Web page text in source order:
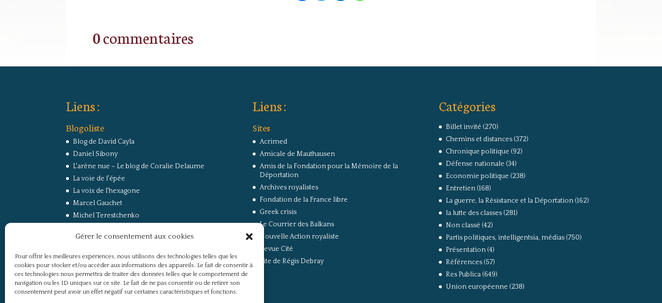
Gérer le consentement aux cookies
Pour offrir les meilleures expériences, nous utilisons des technologies telles que les
cookies pour stocker et/ou accéder aux informations des appareils. Le fait de consentir à
ces technologies nous permettra de traiter des données telles que le comportement de
navigation ou les ID uniques sur ce site. Le fait de ne pas consentir ou de retirer son
consentement peut avoir un effet négatif sur certaines caractéristiques et fonctions.
0 commentaires
Liens :
Blogoliste
Blog de David Cayla
Daniel Sibony
L'arêne nue – Le blog de Coralie Delaume
La voie de l'épée
La voix de l'hexagone
Marcel Gauchet
Michel Terestchenko
RussEurope – Le Carnet de Jacques Sapir sur la
Secret Défense
Un regard sur la Russie
Liens :
Sites
Acrimed
Amicale de Mauthausen
Amis de la Fondation pour la Mémoire de la
Déportation
Archives royalistes
Fondation de la France libre
Greek crisis
Le Courrier des Balkans
Nouvelle Action royaliste
Revue Cité
Site de Régis Debray
Catégories
Billet invité (270)
Chemins et distances(372)
Chronique politique (92)
Défense nationale (34)
Economie politique (238)
Entretien(168)
La guerre, la Résistance et la Déportation(162)
la lutte des classes(281)
Non classé (42)
Partis politiques, intelligentsia, médias(750)
Présentation(4)
Références(57)
Res Publica(649)
Union européenne (238)